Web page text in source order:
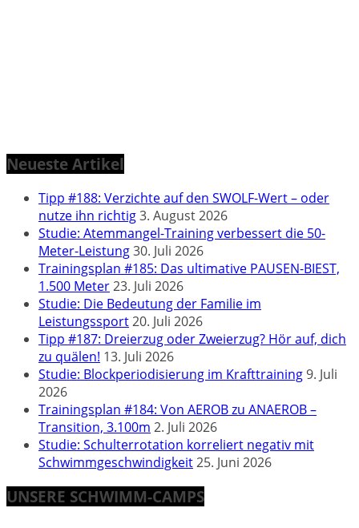
Neueste Artikel
Tipp #188: Verzichte auf den SWOLF-Wert – oder
nutze ihn richtig3. August 2026
Studie: Atemmangel-Training verbessert die 50-
Meter-Leistung30. Juli 2026
Trainingsplan #185: Das ultimative PAUSEN-BIEST,
1.500 Meter23. Juli 2026
Studie: Die Bedeutung der Familie im
Leistungssport20. Juli 2026
Tipp #187: Dreierzug oder Zweierzug? Hör auf, dich
zu quälen! 13. Juli 2026
Studie: Blockperiodisierung im Krafttraining9. Juli
2026
Trainingsplan #184: Von AEROB zu ANAEROB –
Transition, 3.100m 2. Juli 2026
Studie: Schulterrotation korreliert negativ mit
Schwimmgeschwindigkeit25. Juni 2026
UNSERE SCHWIMM-CAMPS